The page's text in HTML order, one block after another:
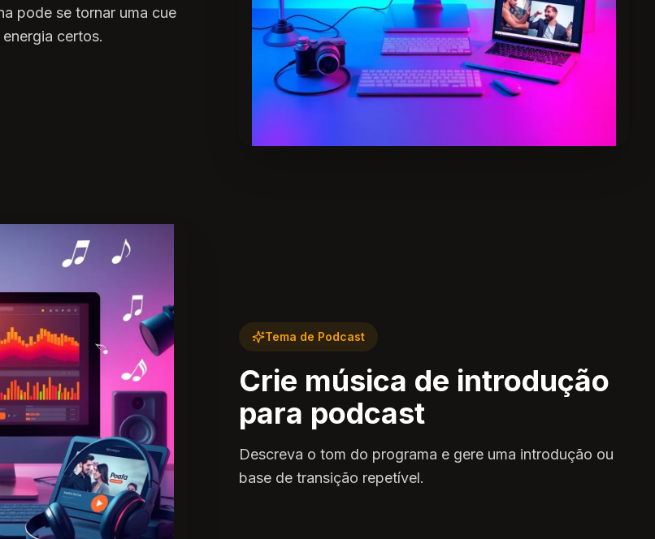
pode se tornar uma cue
certos.
Tema de Podcast
Crie música de introdução
para podcast
Descreva o tom do programa e gere uma introdução ou
base de transição repetível.